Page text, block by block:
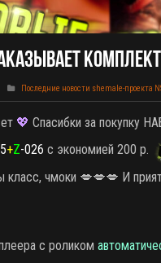
Последние новости shemale-проекта
💖Спасибки за покупку
+Z-026 с экономией 200 р.
класс, чмоки 💋💋💋 И
с роликом